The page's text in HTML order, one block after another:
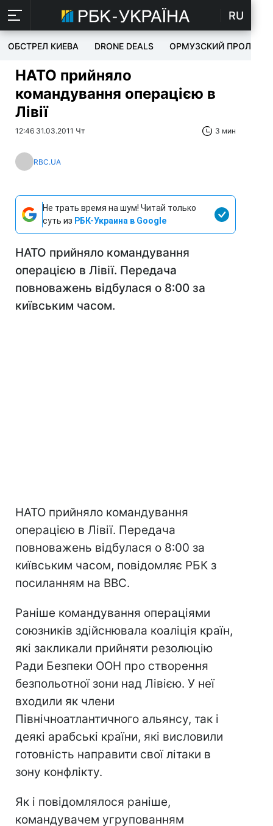
RU
ОБСТРЕЛ КИЕВА DRONE DEALS ОРМУЗСКИЙ ПРОЛИВ
НАТО прийняло
командування операцією в
Лівії
12:46 31.03.2011 Чт 3 мин
RBC.UA
Не трать время на шум! Читай только
суть из РБК-Украина в Google
НАТО прийняло командування
операцією в Лівії. Передача
повноважень відбулася о 8:00 за
київським часом.
НАТО прийняло командування
операцією в Лівії. Передача
повноважень відбулася о 8:00 за
київським часом, повідомляє РБК з
посиланням на BBC.
Раніше командування операціями
союзників здійснювала коаліція країн,
які закликали прийняти резолюцію
Ради Безпеки ООН про створення
безпольотної зони над Лівією. У неї
входили як члени
Північноатлантичного альянсу, так і
деякі арабські країни, які висловили
готовність направити свої літаки в
зону конфлікту.
Як і повідомлялося раніше,
командувачем угрупованням